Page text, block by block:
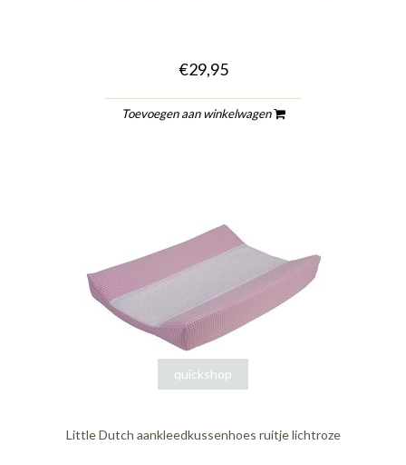
€29,95
Toevoegen aan winkelwagen
quickshop
Little Dutch aankleedkussenhoes ruitje lichtroze